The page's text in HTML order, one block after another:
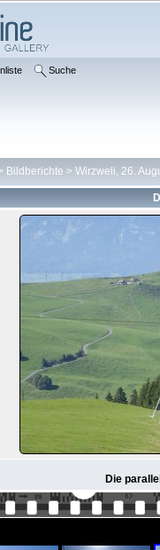
Suche
Bildberichte > Wirzweli, 26.
Die